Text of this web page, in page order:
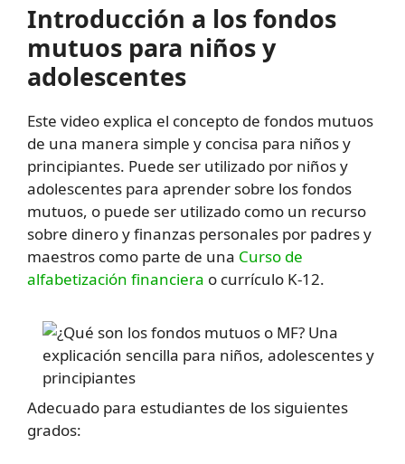
Introducción a los fondos
mutuos para niños y
adolescentes
Este video explica el concepto de fondos mutuos
de una manera simple y concisa para niños y
principiantes. Puede ser utilizado por niños y
adolescentes para aprender sobre los fondos
mutuos, o puede ser utilizado como un recurso
sobre dinero y finanzas personales por padres y
maestros como parte de una Curso de
alfabetización financiera o currículo K-12.
Adecuado para estudiantes de los siguientes
grados: